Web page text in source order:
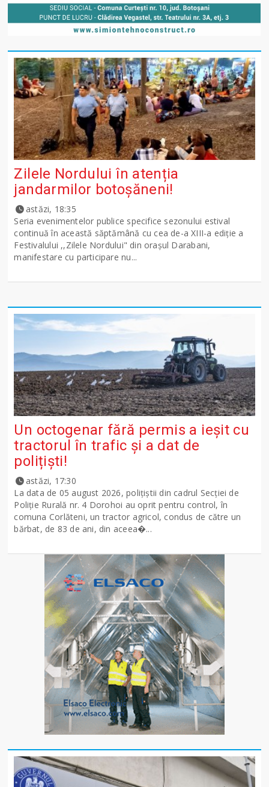
Zilele Nordului în atenția
jandarmilor botoșăneni!
astăzi, 18:35
Seria evenimentelor publice specifice sezonului estival
continuă în această săptămână cu cea de-a XIII-a ediție a
Festivalului ,,Zilele Nordului" din orașul Darabani,
manifestare cu participare nu...
Un octogenar fără permis a ieșit cu
tractorul în trafic și a dat de
polițiști!
astăzi, 17:30
La data de 05 august 2026, polițiștii din cadrul Secției de
Poliție Rurală nr. 4 Dorohoi au oprit pentru control, în
comuna Corlăteni, un tractor agricol, condus de către un
bărbat, de 83 de ani, din aceea�...